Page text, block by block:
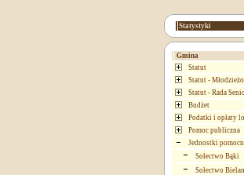
Statystyki
Gmina
Statut
Statut -
Statut - Rada
Budżet
Podatki i opłaty
Pomoc publiczna
Jednostki
Sołectwo Bąki
Sołectwo